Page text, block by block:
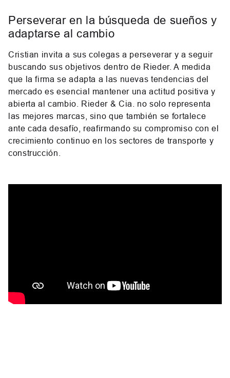
Perseverar en la búsqueda de sueños y
adaptarse al cambio
Cristian invita a sus colegas a perseverar y a seguir
buscando sus objetivos dentro de Rieder. A medida
que la firma se adapta a las nuevas tendencias del
mercado es esencial mantener una actitud positiva y
abierta al cambio. Rieder & Cia. no solo representa
las mejores marcas, sino que también se fortalece
ante cada desafío, reafirmando su compromiso con el
crecimiento continuo en los sectores de transporte y
construcción.